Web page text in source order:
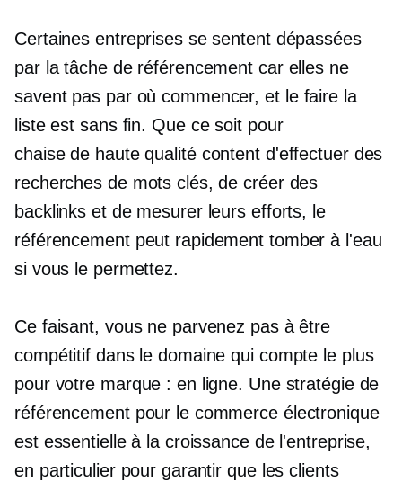
Certaines entreprises se sentent dépassées
par la tâche de référencement car elles ne
savent pas par où commencer, et le faire la
liste estsans fin. Que ce soit pour
chaise de haute qualitécontent d'effectuer des
recherches de mots clés, de créer des
backlinks et de mesurer leurs efforts, le
référencement peut rapidement tomber à l'eau
si vous le permettez.
Ce faisant, vous ne parvenez pas à être
compétitif dans le domaine qui compte le plus
pour votre marque : en ligne. Une stratégie de
référencement pour le commerce électronique
est essentielle à la croissance de l'entreprise,
en particulier pour garantir que les clients